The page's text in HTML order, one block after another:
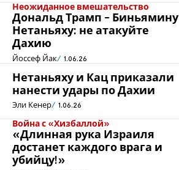
Неожиданное вмешательство
Дональд Трамп - Биньямину
Нетаньяху: не атакуйте
Дахию
Йоссеф Йак 1.06.26
Нетаньяху и Кац приказали
нанести удары по Дахии
Эли Кенер 1.06.26
Война с «Хизбаллой»
«Длинная рука Израиля
достанет каждого врага и
убийцу!»